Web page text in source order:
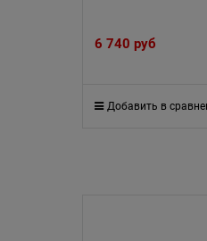
6 740 руб
Добавить в